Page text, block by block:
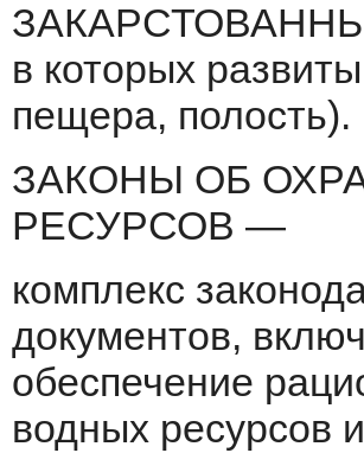
в ко­торых
пещера, по­лость).
ЗАКОНЫ ОБ
РЕСУРСОВ —
комплекс
документов,
обеспечение
водных ресурсов